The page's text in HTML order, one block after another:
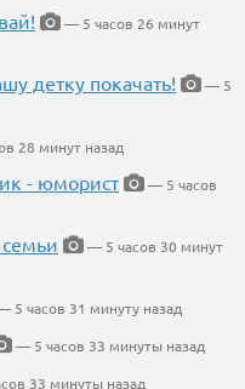
— 5 часов 26 минут
детку покачать!
— 5
28 минут назад
- юморист
— 5 часов
— 5 часов 30 минут
5 часов 31 минуту назад
— 5 часов 33 минуты назад
33 минуты назад